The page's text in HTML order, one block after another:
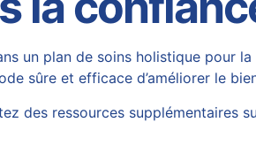
un plan de soins holistique pour
sûre et efficace d’améliorer le
des ressources supplémentaires